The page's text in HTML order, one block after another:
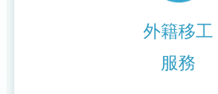
外籍移工
服務